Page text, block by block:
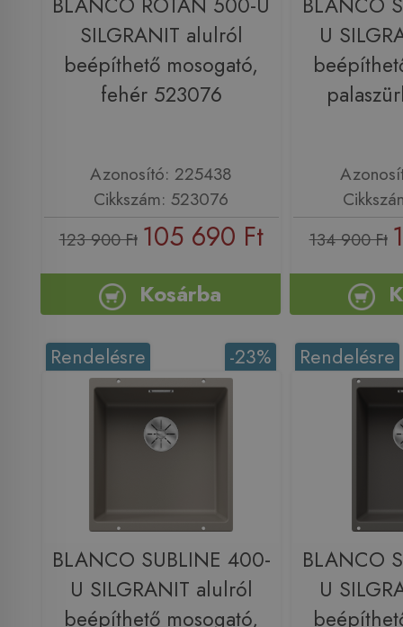
SILGRANIT alulról
beépíthető mosogató,
fehér 523076
Azonosító: 225438
Cikkszám: 523076
123 900 Ft 105 690 Ft
Kosárba
U
134 900 Ft
-23%
Rendelésre
BLANCO SUBLINE 400-
U SILGRANIT alulról
beépíthető mosogató,
Rendelésre
BLANCO
U